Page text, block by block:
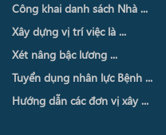
Công khai danh sách Nhà ...
Xây dựng vị trí việc là ...
Xét nâng bậc lương ...
Tuyển dụng nhân lực Bệnh ...
Hướng dẫn các đơn vị xây ...